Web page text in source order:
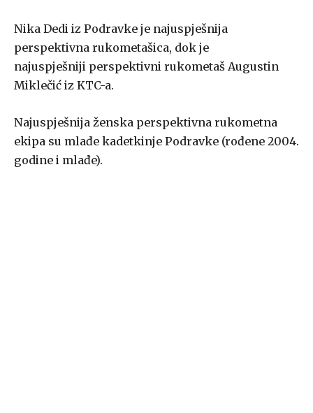
Nika Dedi iz Podravke je najuspješnija
perspektivna rukometašica, dok je
najuspješniji perspektivni rukometaš Augustin
Miklečić iz KTC-a.
Najuspješnija ženska perspektivna rukometna
ekipa su mlađe kadetkinje Podravke (rođene 2004.
godine i mlađe).